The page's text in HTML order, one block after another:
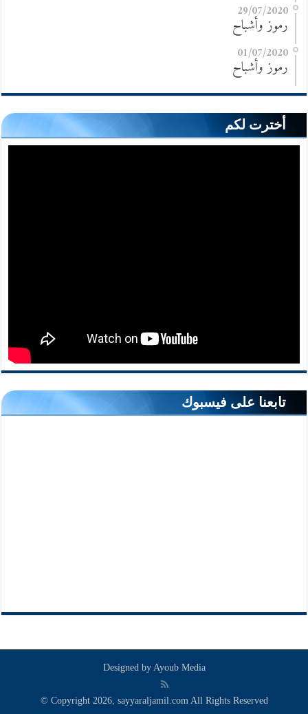
29/07/2020
رموز وأشباح
01/07/2020
رموز وأشباح
أخترت لكم
تابعنا على فيسبوك
Designed by Ayoub Media
© Copyright 2026, sayyaraljamil.com All Rights Reserved